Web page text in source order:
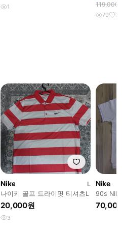
1 119,000
79 7
Nike
L
나이키 골프 드라이핏 티셔츠L
20,000원
3
Nike
90s
셔츠